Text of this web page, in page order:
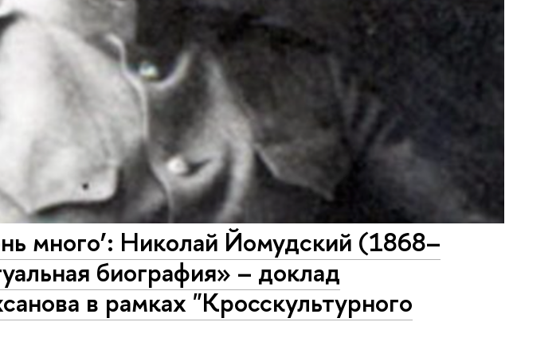
много’: Николай Йомудский (1868–
биография» – доклад
в рамках "Кросскультурного